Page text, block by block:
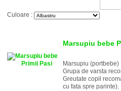
Culoare :
Marsupiu bebe
Marsupiu (portbebe)
Grupa de varsta
Greutate copil
cu fata spre parinte).